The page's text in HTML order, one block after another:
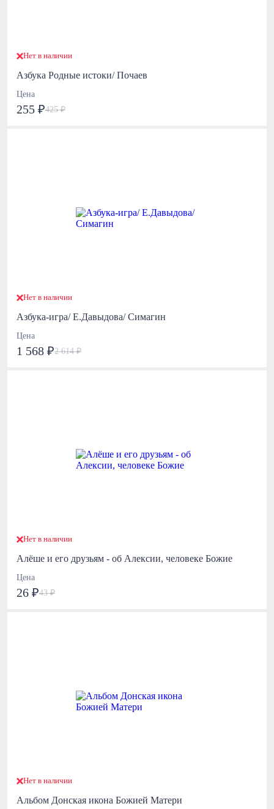
Нет в наличии
Азбука Родные истоки/ Почаев
Цена
255 ₽425 ₽
Нет в наличии
Азбука-игра/ Е.Давыдова/ Симагин
Цена
1 568 ₽2 614 ₽
Нет в наличии
Алёше и его друзьям - об Алексии, человеке Божие
Цена
26 ₽43 ₽
Нет в наличии
Альбом Донская икона Божией Матери